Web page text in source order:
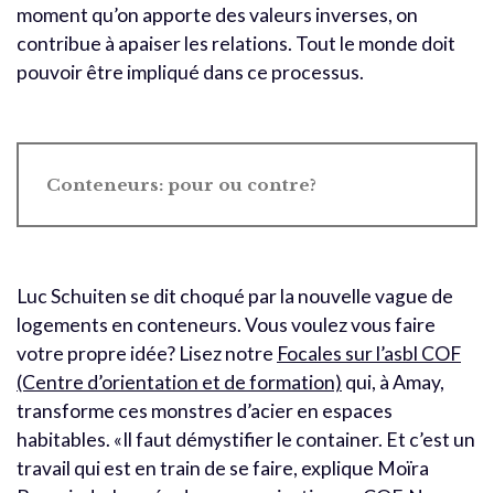
moment qu’on apporte des valeurs inverses, on
contribue à apaiser les relations. Tout le monde doit
pouvoir être impliqué dans ce processus.
Conteneurs: pour ou contre?
Luc Schuiten se dit choqué par la nouvelle vague de
logements en conteneurs. Vous voulez vous faire
votre propre idée? Lisez notre Focales sur l’asbl COF
(Centre d’orientation et de formation) qui, à Amay,
transforme ces monstres d’acier en espaces
habitables. «Il faut démystifier le container. Et c’est un
travail qui est en train de se faire, explique Moïra